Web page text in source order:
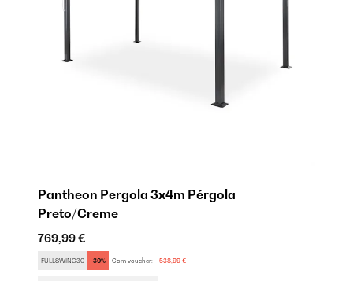
Pantheon Pergola 3x4m Pérgola
Preto/Creme
769,99 €
FULLSWING30 -30% Com voucher: 538,99 €